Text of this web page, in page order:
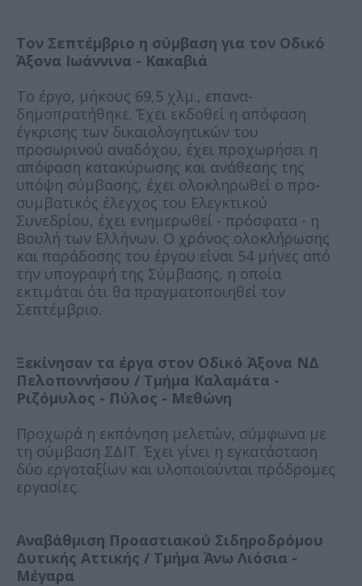
Τον Σεπτέμβριο η σύμβαση για τον Οδικό
Άξονα Ιωάννινα - Κακαβιά
Το έργο, μήκους 69,5 χλμ., επανα-
δημοπρατήθηκε. Έχει εκδοθεί η απόφαση
έγκρισης των δικαιολογητικών του
προσωρινού αναδόχου, έχει προχωρήσει η
απόφαση κατακύρωσης και ανάθεσης της
υπόψη σύμβασης, έχει ολοκληρωθεί ο προ-
συμβατικός έλεγχος του Ελεγκτικού
Συνεδρίου, έχει ενημερωθεί - πρόσφατα - η
Βουλή των Ελλήνων. Ο χρόνος ολοκλήρωσης
και παράδοσης του έργου είναι 54 μήνες από
την υπογραφή της Σύμβασης, η οποία
εκτιμάται ότι θα πραγματοποιηθεί τον
Σεπτέμβριο.
Ξεκίνησαν τα έργα στον Οδικό Άξονα ΝΔ
Πελοποννήσου / Τμήμα Καλαμάτα -
Ριζόμυλος - Πύλος - Μεθώνη
Προχωρά η εκπόνηση μελετών, σύμφωνα με
τη σύμβαση ΣΔΙΤ. Έχει γίνει η εγκατάσταση
δύο εργοταξίων και υλοποιούνται πρόδρομες
εργασίες.
Αναβάθμιση Προαστιακού Σιδηροδρόμου
Δυτικής Αττικής / Τμήμα Άνω Λιόσια -
Μέγαρα